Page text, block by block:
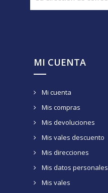
MI CUENTA
Mi cuenta
Mis compras
Mis devoluciones
Mis vales descuento
Mis direcciones
Mis datos personales
Mis vales